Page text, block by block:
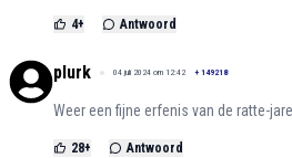
4+ Antwoord
plurk 04 juli 2024 om 12:42 + 149218
Weer een fijne erfenis van de ratte-
28+ Antwoord